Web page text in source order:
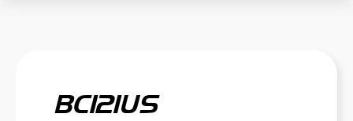
BC121US